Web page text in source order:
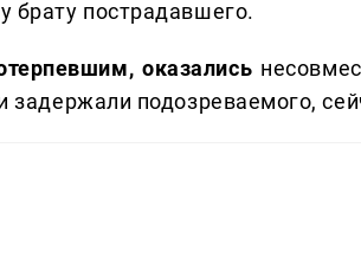
брату пострадавшего.
оказались
задержали подозреваемого,